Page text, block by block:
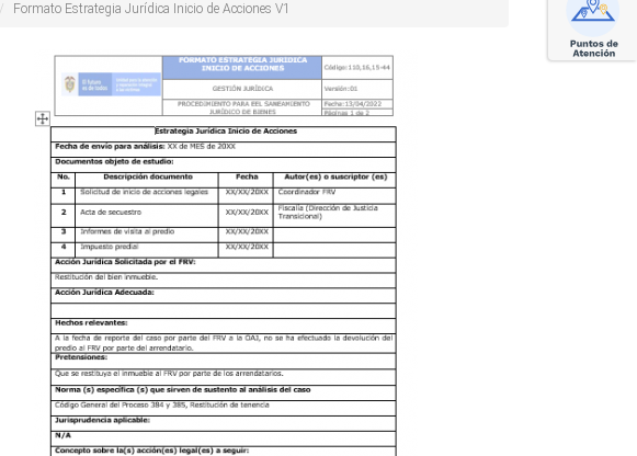
Formato Estrategia Jurídica Inicio de Acciones V1